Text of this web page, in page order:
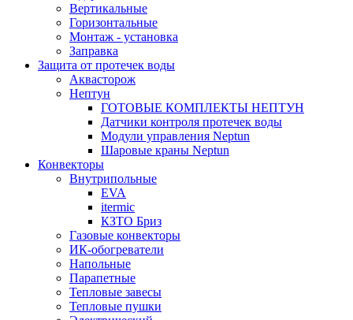
Вертикальные
Горизонтальные
Монтаж - установка
Заправка
Защита от протечек воды
Аквасторож
Нептун
ГОТОВЫЕ КОМПЛЕКТЫ НЕПТУН
Датчики контроля протечек воды
Модули управления Neptun
Шаровые краны Neptun
Конвекторы
Внутрипольные
EVA
itermic
КЗТО Бриз
Газовые конвекторы
ИК-обогреватели
Напольные
Парапетные
Тепловые завесы
Тепловые пушки